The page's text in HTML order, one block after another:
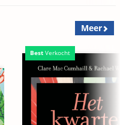
Meer
Best Verkocht